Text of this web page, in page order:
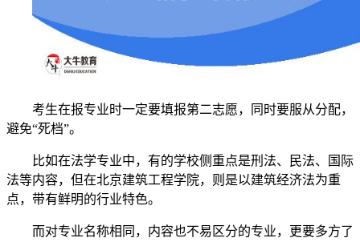
考生在报专业时一定要填报第二志愿，同时要服从分配，
避免“死档”。
比如在法学专业中，有的学校侧重点是刑法、民法、国际
法等内容，但在北京建筑工程学院，则是以建筑经济法为重
点，带有鲜明的行业特色。
而对专业名称相同，内容也不易区分的专业，更要多方了